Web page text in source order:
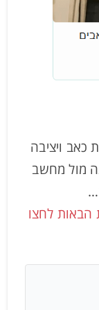
כאב ויציבה
מול מחשב
הבאות לחצו